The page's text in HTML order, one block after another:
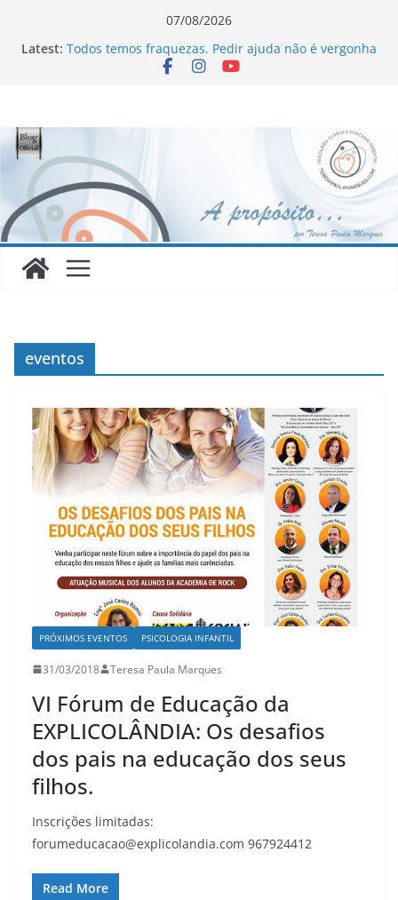
07/08/2026
Latest: Todos temos fraquezas. Pedir ajuda não é vergonha
eventos
PRÓXIMOS EVENTOS PSICOLOGIA INFANTIL
31/03/2018 Teresa Paula Marques
VI Fórum de Educação da
EXPLICOLÂNDIA: Os desafios
dos pais na educação dos seus
filhos.
Inscrições limitadas:
forumeducacao@explicolandia.com 967924412
Read More